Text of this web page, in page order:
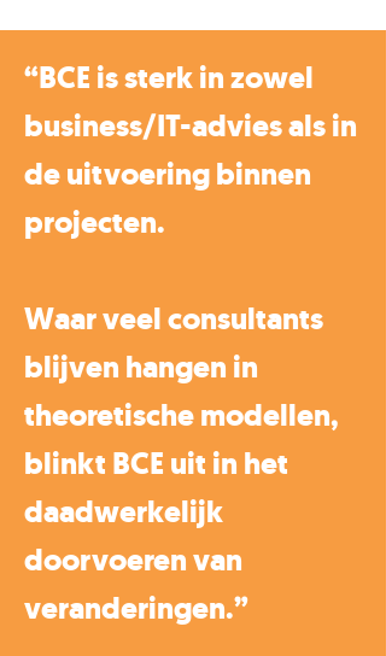
“BCE is sterk in zowel
business/IT-advies als in
de uitvoering binnen
projecten.
Waar veel consultants
blijven hangen in
theoretische modellen,
blinkt BCE uit in het
daadwerkelijk
doorvoeren van
veranderingen.”